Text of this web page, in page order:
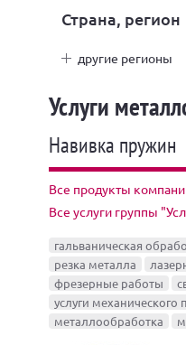
Страна, регион
другие регионы
Услуги
Навивка пружин
Все продукты
Все услуги группы
гальваническая
резка металла
фрезерные работы
услуги механического
металлообработка